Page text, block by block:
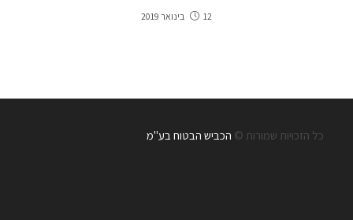
12 בינואר 2019
כל הזכויות שמורות © הכביש הבטוח בע"מ